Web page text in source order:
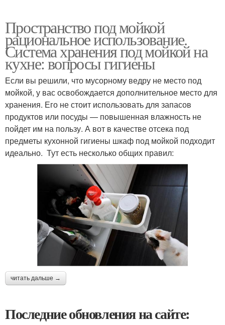
Пространство под мойкой
рациональное использование.
Система хранения под мойкой на
кухне: вопросы гигиены
Если вы решили, что мусорному ведру не место под
мойкой, у вас освобождается дополнительное место для
хранения. Его не стоит использовать для запасов
продуктов или посуды — повышенная влажность не
пойдет им на пользу. А вот в качестве отсека под
предметы кухонной гигиены шкаф под мойкой подходит
идеально. Тут есть несколько общих правил:
читать дальше →
Последние обновления на сайте: